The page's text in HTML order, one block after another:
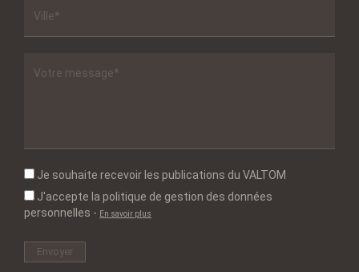
Je souhaite recevoir les publications du VALTOM
J'accepte la politique de gestion des données
personnelles - En savoir plus